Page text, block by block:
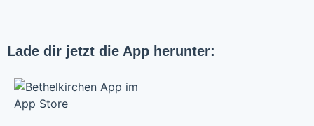
Lade dir jetzt die App herunter: